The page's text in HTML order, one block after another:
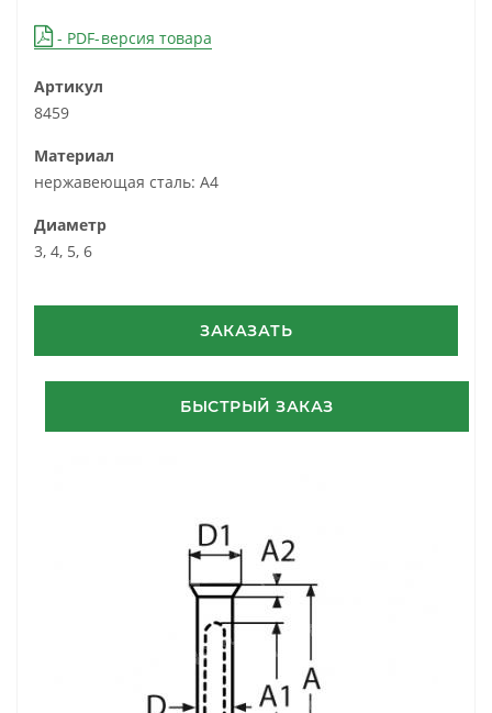
- PDF-версия товара
Артикул
8459
Материал
нержавеющая сталь: А4
Диаметр
3, 4, 5, 6
ЗАКАЗАТЬ
БЫСТРЫЙ ЗАКАЗ